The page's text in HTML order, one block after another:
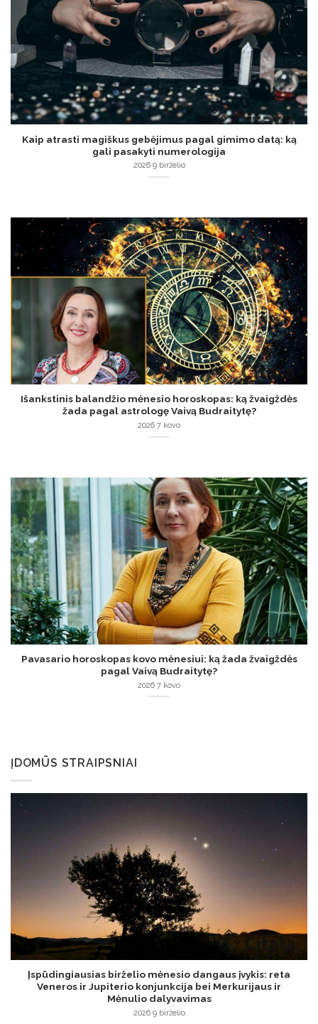
Kaip atrasti magiškus gebėjimus pagal gimimo datą: ką
gali pasakyti numerologija
2026 9 birželio
Išankstinis balandžio mėnesio horoskopas: ką žvaigždės
žada pagal astrologę Vaivą Budraitytę?
2026 7 kovo
Pavasario horoskopas kovo mėnesiui: ką žada žvaigždės
pagal Vaivą Budraitytę?
2026 7 kovo
ĮDOMŪS STRAIPSNIAI
Įspūdingiausias birželio mėnesio dangaus įvykis: reta
Veneros ir Jupiterio konjunkcija bei Merkurijaus ir
Mėnulio dalyvavimas
2026 9 birželio